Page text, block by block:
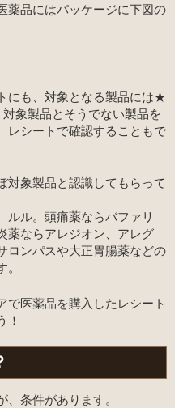
薬品にはパッケージに下図の
にも、対象となる製品には★
象製品とそうでない製品を
レシートで確認することもで
対象製品と認識してもらって
ルル。頭痛薬ならバファリ
薬ならアレジオン、アレグ
ロンパスや大正胃腸薬などの
で医薬品を購入したレシート
！
条件があります。